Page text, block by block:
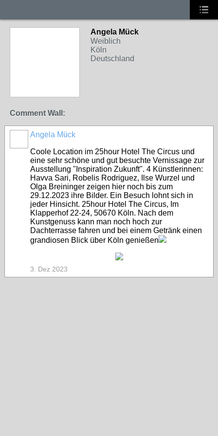
Angela Mück
Weiblich
Köln
Deutschland
Comment Wall:
Angela Mück
Coole Location im 25hour Hotel The Circus und
eine sehr schöne und gut besuchte Vernissage zur
Ausstellung "Inspiration Zukunft". 4 Künstlerinnen:
Havva Sari, Robelis Rodriguez, Ilse Wurzel und
Olga Breininger zeigen hier noch bis zum
29.12.2023 ihre Bilder. Ein Besuch lohnt sich in
jeder Hinsicht. 25hour Hotel The Circus, Im
Klapperhof 22-24, 50670 Köln. Nach dem
Kunstgenuss kann man noch hoch zur
Dachterrasse fahren und bei einem Getränk einen
grandiosen Blick über Köln genießen
3. Dez 2023